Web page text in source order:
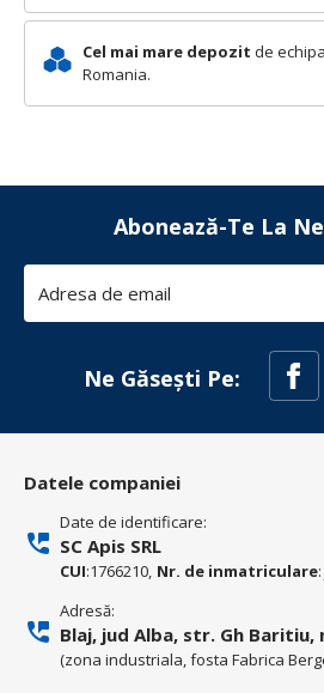
Cel mai mare depozit de
Romania.
Abonează-Te La
Ne Găsești Pe:
Datele companiei
Date de identificare:
SC Apis SRL
CUI:1766210, Nr. de inmatriculare
Adresă:
Blaj, jud Alba, str. Gh Baritiu,
(zona industriala, fosta Fabrica